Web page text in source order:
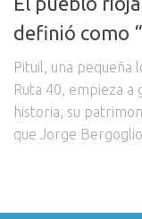
definió como
Pituil, una pequeña
Ruta 40, empieza a
historia, su
que Jorge